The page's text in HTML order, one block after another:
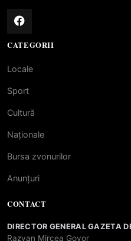
CATEGORII
Locale
Sport
Cultură
Naționale
Bursa zvonurilor
Anunțuri
CONTACT
DIRECTOR GENERAL GAZETA
Razvan Mircea Govor